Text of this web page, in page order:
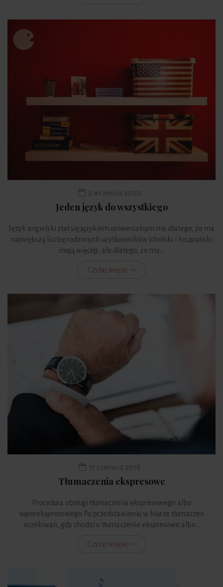
Jeden język do wszystkiego
Język angielski stał się językiem uniwersalnym nie dlatego, że ma
największą liczbę rodzimych użytkowników (chiński i hiszpański
mają więcej), ale dlatego, że ma...
Czytaj więcej ⇾
Tłumaczenia ekspresowe
Procedura obsługi tłumaczenia ekspresowego albo
superekspresowego Po przedstawieniu w biurze tłumaczeń
oczekiwań, gdy chodzi o tłumaczenie ekspresowe albo...
Czytaj więcej ⇾